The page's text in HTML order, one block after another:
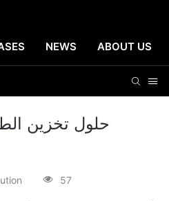
NEWS ABOUT US
حلول تخزين
57